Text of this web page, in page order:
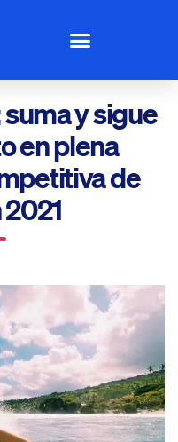
y sigue
en plena
de